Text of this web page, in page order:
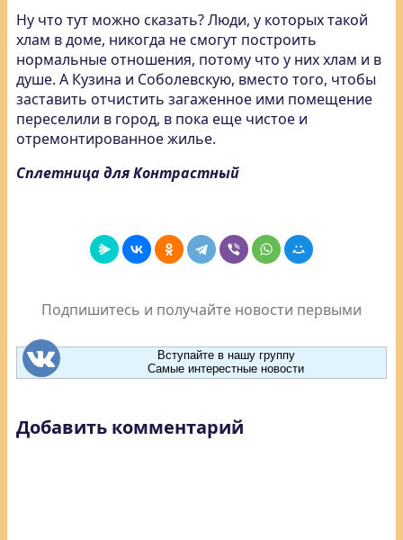
Ну что тут можно сказать? Люди, у которых такой
хлам в доме, никогда не смогут построить
нормальные отношения, потому что у них хлам и в
душе. А Кузина и Соболевскую, вместо того, чтобы
заставить отчистить загаженное ими помещение
переселили в город, в пока еще чистое и
отремонтированное жилье.
Сплетница для Контрастный
Подпишитесь и получайте новости первыми
Вступайте в нашу группу
Самые интерестные новости
Добавить комментарий